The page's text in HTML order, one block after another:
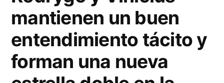
mantienen un buen
entendimiento tácito y
forman una nueva